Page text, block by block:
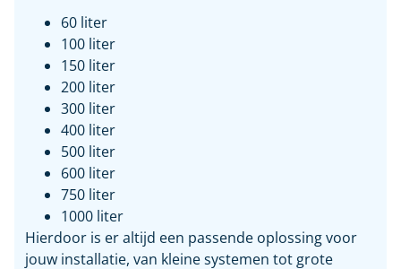
60 liter
100 liter
150 liter
200 liter
300 liter
400 liter
500 liter
600 liter
750 liter
1000 liter
Hierdoor is er altijd een passende oplossing voor
jouw installatie, van kleine systemen tot grote